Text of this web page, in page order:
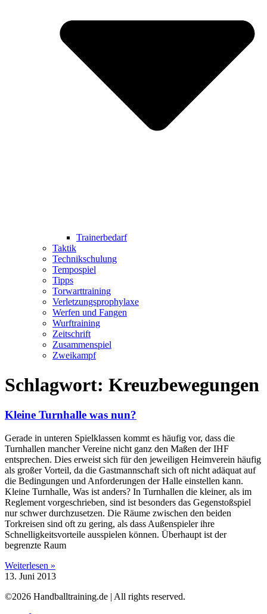
Trainerbedarf
Taktik
Technikschulung
Tempospiel
Tipps
Torwarttraining
Verletzungsprophylaxe
Werfen und Fangen
Wurftraining
Zeitschrift
Zusammenspiel
Zweikampf
Schlagwort: Kreuzbewegungen
Kleine Turnhalle was nun?
Gerade in unteren Spielklassen kommt es häufig vor, dass die
Turnhallen mancher Vereine nicht ganz den Maßen der IHF
entsprechen. Dies erweist sich für den jeweiligen Heimverein häufig
als großer Vorteil, da die Gastmannschaft sich oft nicht adäquat auf
die Bedingungen und Anforderungen der Halle einstellen kann.
Kleine Turnhalle, Was ist anders? In Turnhallen die kleiner, als im
Reglement vorgeschrieben, sind ist besonders das Gegenstoßspiel
nur schwer durchzusetzen. Die Räume zwischen den beiden
Torkreisen sind oft zu gering, als dass Außenspieler ihre
Schnelligkeitsvorteile ausspielen können. Überhaupt ist der
begrenzte Raum
Weiterlesen »
13. Juni 2013
©2026 Handballtraining.de | All rights reserved.